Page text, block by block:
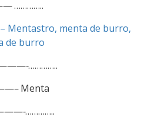
…………..
menta de burro,
de burro
…………..
Menta
…………..